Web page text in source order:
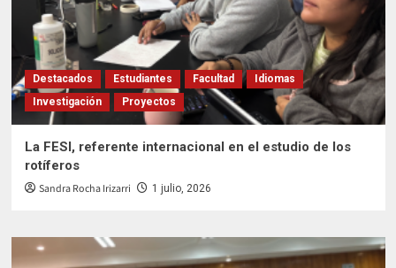
Destacados Estudiantes Facultad
Idiomas
Investigación
Proyectos
La FESI, referente internacional en el estudio de los
rotíferos
Sandra Rocha Irizarri 1 julio, 2026